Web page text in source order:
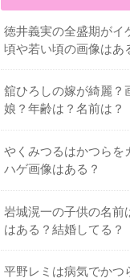
徳井義実の全盛期がイ
頃や若い頃の画像はあ
舘ひろしの嫁が綺麗？
娘？年齢は？名前は？
やくみつるはかつらを
ハゲ画像はある？
岩城滉一の子供の名前
はある？結婚してる？
平野レミは病気でかつ